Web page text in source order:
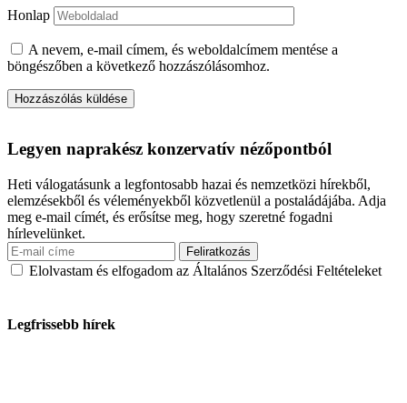
Honlap
A nevem, e-mail címem, és weboldalcímem mentése a
böngészőben a következő hozzászólásomhoz.
Legyen naprakész konzervatív nézőpontból
Heti válogatásunk a legfontosabb hazai és nemzetközi hírekből,
elemzésekből és véleményekből közvetlenül a postaládájába. Adja
meg e-mail címét, és erősítse meg, hogy szeretné fogadni
hírlevelünket.
Elolvastam és elfogadom az Általános Szerződési Feltételeket
Legfrissebb hírek